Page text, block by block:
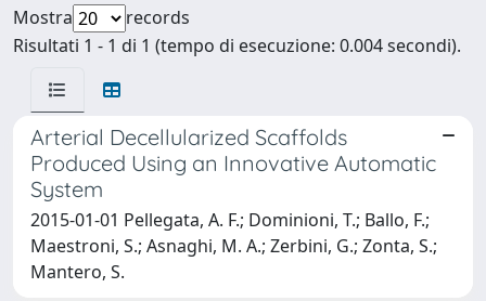
Mostra
records
Risultati 1 - 1 di 1 (tempo di esecuzione: 0.004 secondi).
Arterial Decellularized Scaffolds
Produced Using an Innovative Automatic
System
2015-01-01 Pellegata, A. F.; Dominioni, T.; Ballo, F.;
Maestroni, S.; Asnaghi, M. A.; Zerbini, G.; Zonta, S.;
Mantero, S.